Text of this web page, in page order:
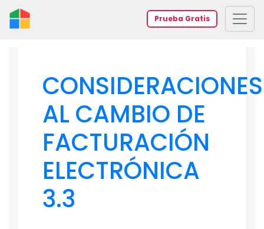
Prueba Gratis
CONSIDERACIONES
AL CAMBIO DE
FACTURACIÓN
ELECTRÓNICA
3.3